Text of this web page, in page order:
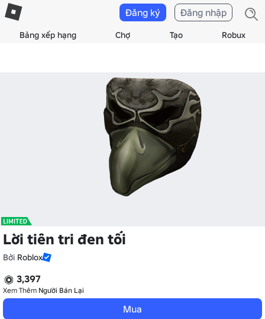
Bảng xếp hạng Chợ Tạo Robux
Đăng ký Đăng nhập
Lời tiên tri đen tối
Bởi Roblox
3,397
Xem Thêm Người Bán Lại
Mua